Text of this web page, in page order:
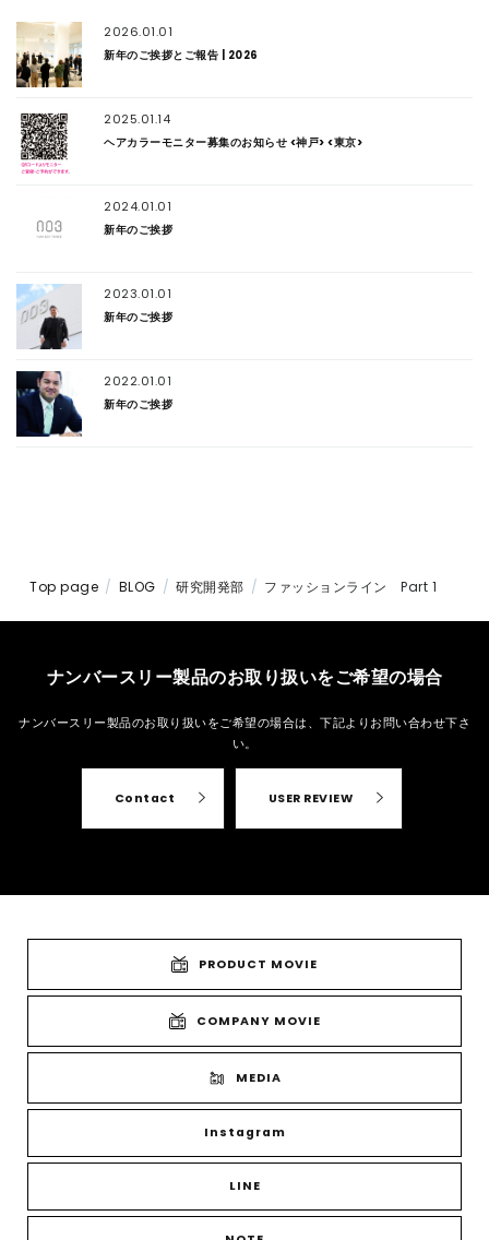
2026.01.01
新年のご挨拶とご報告 | 2026
2025.01.14
ヘアカラーモニター募集のお知らせ <神戸> <東京>
2024.01.01
新年のご挨拶
2023.01.01
新年のご挨拶
2022.01.01
新年のご挨拶
Top page BLOG 研究開発部 ファッションライン Part 1
ナンバースリー製品のお取り扱いをご希望の場合
ナンバースリー製品のお取り扱いをご希望の場合は、 下記よりお問い合わせ下さ
い。
Contact USER REVIEW
PRODUCT MOVIE
COMPANY MOVIE
MEDIA
Instagram
LINE